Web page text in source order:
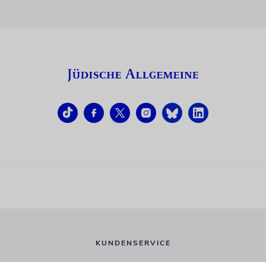
KUNDENSERVICE